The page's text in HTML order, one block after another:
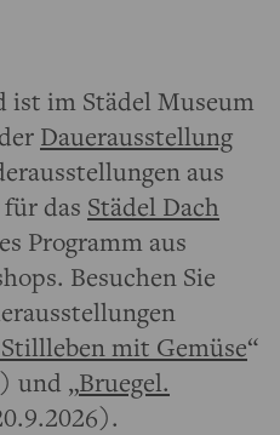
ist im Städel Museum
Dauerausstellung
aus
das Städel Dach
Programm aus
Besuchen Sie
mit Gemüse“
und „Bruegel.